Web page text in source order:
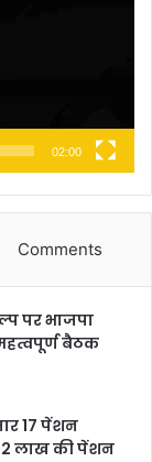
02:00
Comments
पर भाजपा
बैठक
17 पेंशन
32 लाख की पेंशन